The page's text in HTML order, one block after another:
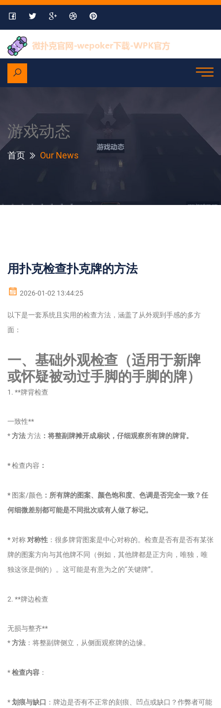
游戏动态
首页 Our News
用扑克检查扑克牌的方法
2026-01-02 13:44:25
以下是一套系统且实用的检查方法，涵盖了从外观到手感的多方
面：
一、基础外观检查（适用于新牌
或怀疑被动过手脚的手脚的牌）
1. **牌背检查
一致性**
*方法方法 ：将整副牌摊开成扇状，仔细观察所有牌的牌背。
*检查内容 ：
* 图案/颜色 ：所有牌的图案、颜色饱和度、色调是否完全一致？任
何细微差别都可能是不同批次或有人做了标记。
* 对称 对称性 ：很多牌背图案是中心对称的。检查是否有是否有某张
牌的图案方向与其他牌不同（例如，其他牌都是正方向，唯独，唯
独这张是倒的）。这可能是有意为之的“关键牌”。
2. **牌边检查
无损与整齐**
*方法 ：将整副牌侧立，从侧面观察牌的边缘。
*检查内容 ：
*划痕与缺口 ：牌边是否有不正常的刻痕、凹点或缺口？作弊者可能